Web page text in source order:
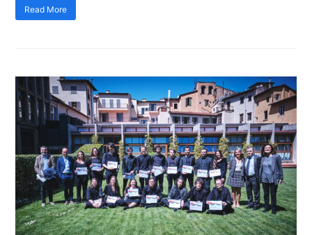
Read More